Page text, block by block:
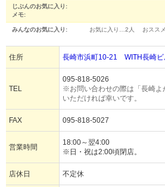
じぶんのお気に入り:
メモ:
みんなのお気に入り: お気に入り… 2人 おスス
住所 長崎市浜町10-21 WITH長崎ビ
TEL
095-818-5026
※お問い合わせの際は「長崎よ
いただければ幸いです。
FAX 095-818-5027
営業時間
18:00～翌4:00
※日・祝は2:00頃閉店。
店休日 不定休